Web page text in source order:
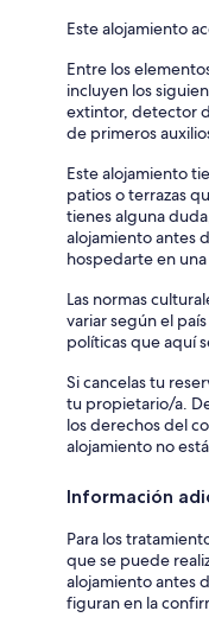
Este alojamiento
Entre los
incluyen los
extintor, detector
de primeros
Este alojamiento
patios o terrazas
tienes alguna
alojamiento antes
hospedarte en
Las normas
variar según el
políticas que aquí
Si cancelas tu
tu propietario/a.
los derechos del
alojamiento no
Información
Para los
que se puede
alojamiento antes
figuran en la